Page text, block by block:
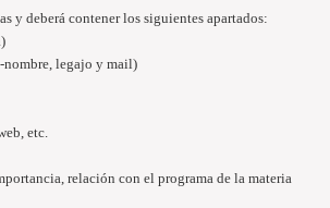
y deberá contener los siguientes apartados:
legajo y mail)
etc.
relación con el programa de la materia